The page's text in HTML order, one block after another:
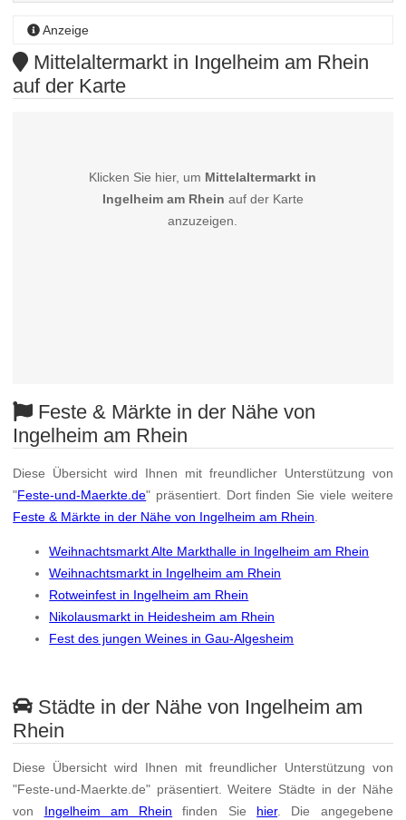
Anzeige
Mittelaltermarkt in Ingelheim am Rhein
auf der Karte
Klicken Sie hier, um Mittelaltermarkt in
Ingelheim am Rhein auf der Karte
anzuzeigen.
Feste & Märkte in der Nähe von
Ingelheim am Rhein
Diese Übersicht wird Ihnen mit freundlicher Unterstützung von
"Feste-und-Maerkte.de" präsentiert. Dort finden Sie viele weitere
Feste & Märkte in der Nähe von Ingelheim am Rhein
Weihnachtsmarkt Alte Markthalle in Ingelheim am Rhein
Weihnachtsmarkt in Ingelheim am Rhein
Rotweinfest in Ingelheim am Rhein
Nikolausmarkt in Heidesheim am Rhein
Fest des jungen Weines in Gau-Algesheim
Städte in der Nähe von Ingelheim am
Rhein
Diese Übersicht wird Ihnen mit freundlicher Unterstützung von
"Feste-und-Maerkte.de" präsentiert. Weitere Städte in der Nähe
von Ingelheim am Rhein finden Sie hier. Die angegebene